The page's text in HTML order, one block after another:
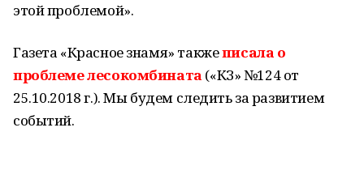
этой проблемой».
Газета «Красное знамя» такжеписала о
проблеме лесокомбината («КЗ» №124 от
25.10.2018 г.). Мы будем следить за развитием
событий.